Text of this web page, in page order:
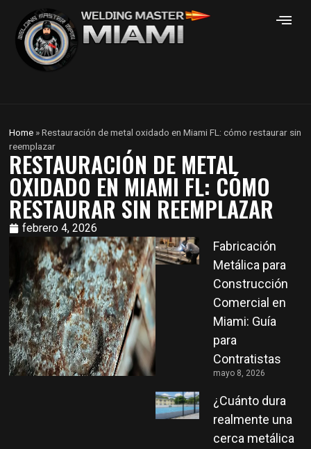
Home »Restauración de metal oxidado en Miami FL: cómo restaurar sin
reemplazar
RESTAURACIÓN DE METAL
OXIDADO EN MIAMI FL: CÓMO
RESTAURAR SIN REEMPLAZAR
febrero 4, 2026
Fabricación
Metálica para
Construcción
Comercial en
Miami: Guía
para
Contratistas
mayo 8, 2026
¿Cuánto dura
realmente una
cerca metálica